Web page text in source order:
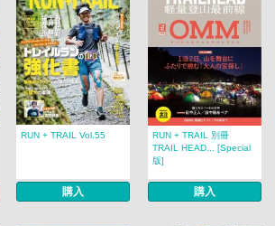
RUN + TRAIL Vol.55
購入
RUN + TRAIL 別冊
TRAIL HEAD... [Special
版]
購入